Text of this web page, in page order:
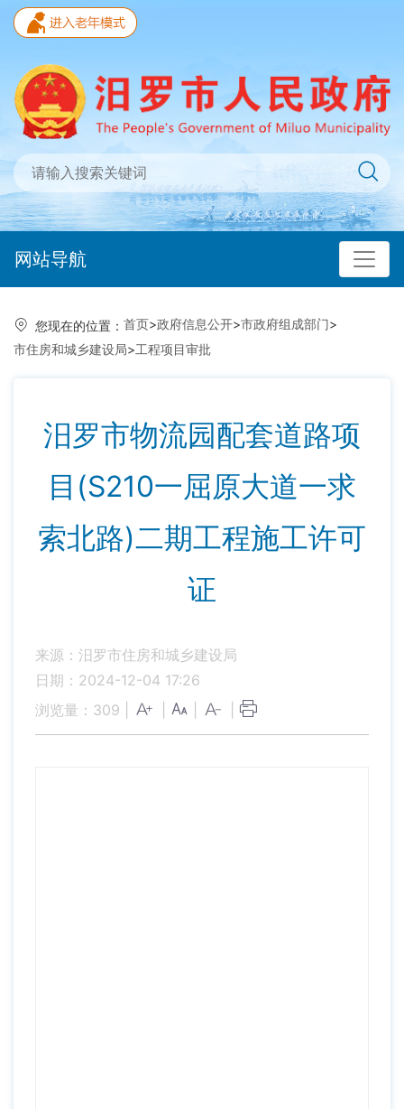
网站导航
您现在的位置： 首页>政府信息公开>市政府组成部门>
市住房和城乡建设局>工程项目审批
汨罗市物流园配套道路项
目(S210一屈原大道一求
索北路)二期工程施工许可
证
来源：汨罗市住房和城乡建设局
日期：2024-12-04 17:26
浏览量： 309